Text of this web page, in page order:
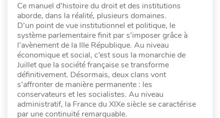
Ce manuel d’histoire du droit et des institutions
aborde, dans la réalité, plusieurs domaines.
D’un point de vue institutionnel et politique, le
système parlementaire finit par s’imposer grâce à
l’avènement de la IIIe République. Au niveau
économique et social, c’est sous la monarchie de
Juillet que la société française se transforme
définitivement. Désormais, deux clans vont
s’affronter de manière permanente : les
conservateurs et les socialistes. Au niveau
administratif, la France du XIXe siècle se caractérise
par une continuité remarquable.